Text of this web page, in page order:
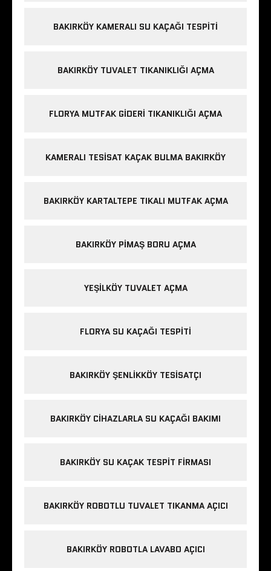
BAKIRKÖY KAMERALI SU KAÇAĞI TESPITI
BAKIRKÖY TUVALET TIKANIKLIĞI AÇMA
FLORYA MUTFAK GIDERI TIKANIKLIĞI AÇMA
KAMERALI TESISAT KAÇAK BULMA BAKIRKÖY
BAKIRKÖY KARTALTEPE TIKALI MUTFAK AÇMA
BAKIRKÖY PIMAŞ BORU AÇMA
YEŞILKÖY TUVALET AÇMA
FLORYA SU KAÇAĞI TESPITI
BAKIRKÖY ŞENLIKKÖY TESISATÇI
BAKIRKÖY CIHAZLARLA SU KAÇAĞI BAKIMI
BAKIRKÖY SU KAÇAK TESPIT FIRMASI
BAKIRKÖY ROBOTLU TUVALET TIKANMA AÇICI
BAKIRKÖY ROBOTLA LAVABO AÇICI